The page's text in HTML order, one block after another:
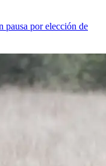
pausa por elección de